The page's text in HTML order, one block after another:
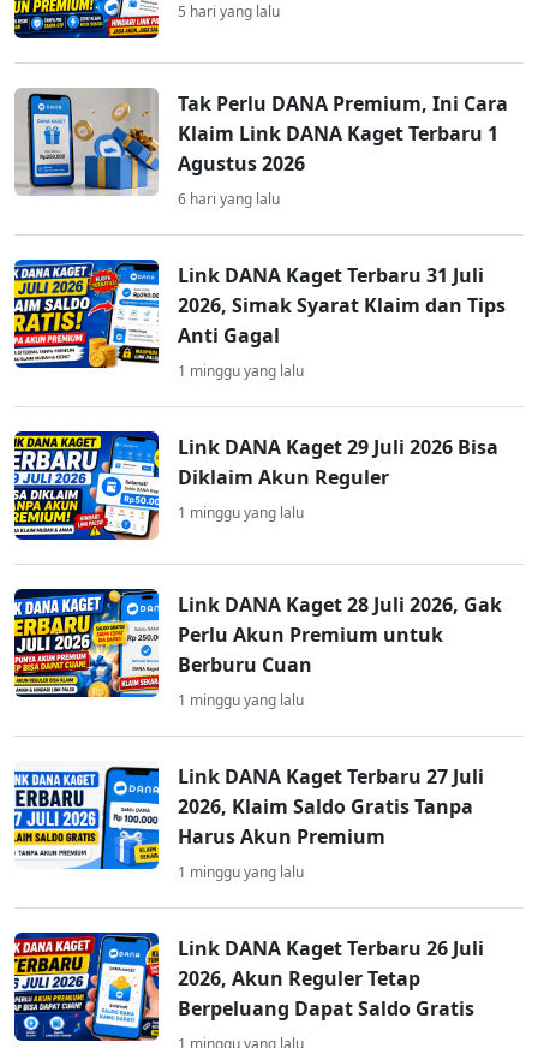
5 hari yang lalu
Tak Perlu DANA Premium, Ini Cara
Klaim Link DANA Kaget Terbaru 1
Agustus 2026
6 hari yang lalu
Link DANA Kaget Terbaru 31 Juli
2026, Simak Syarat Klaim dan Tips
Anti Gagal
1 minggu yang lalu
Link DANA Kaget 29 Juli 2026 Bisa
Diklaim Akun Reguler
1 minggu yang lalu
Link DANA Kaget 28 Juli 2026, Gak
Perlu Akun Premium untuk
Berburu Cuan
1 minggu yang lalu
Link DANA Kaget Terbaru 27 Juli
2026, Klaim Saldo Gratis Tanpa
Harus Akun Premium
1 minggu yang lalu
Link DANA Kaget Terbaru 26 Juli
2026, Akun Reguler Tetap
Berpeluang Dapat Saldo Gratis